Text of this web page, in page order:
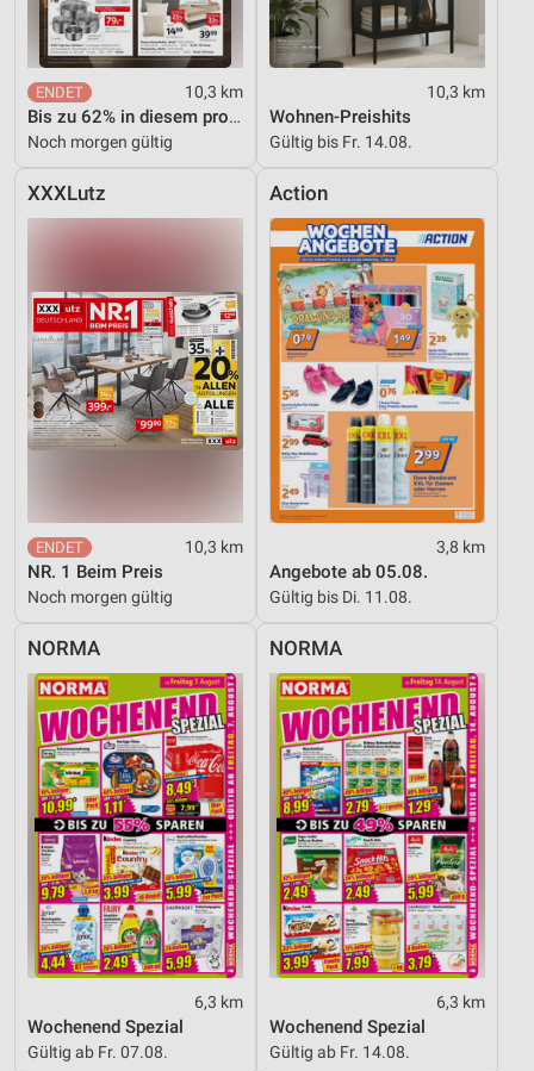
10,3 km
Bis zu 62% in diesem prospekt
Noch morgen gültig
10,3 km
Wohnen-Preishits
Gültig bis Fr. 14.08.
XXXLutz
10,3 km
NR. 1 Beim Preis
Noch morgen gültig
Action
3,8 km
Angebote ab 05.08.
Gültig bis Di. 11.08.
NORMA
6,3 km
Wochenend Spezial
Gültig ab Fr. 07.08.
NORMA
6,3 km
Wochenend Spezial
Gültig ab Fr. 14.08.
Performance
Funktional
Werbung